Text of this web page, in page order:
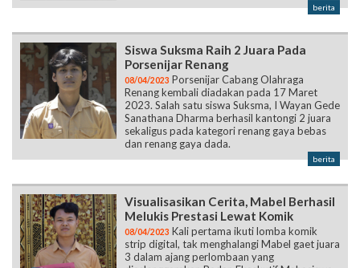
berita
Siswa Suksma Raih 2 Juara Pada
Porsenijar Renang
08/04/2023 Porsenijar Cabang Olahraga
Renang kembali diadakan pada 17 Maret
2023. Salah satu siswa Suksma, I Wayan Gede
Sanathana Dharma berhasil kantongi 2 juara
sekaligus pada kategori renang gaya bebas
dan renang gaya dada.
berita
Visualisasikan Cerita, Mabel Berhasil
Melukis Prestasi Lewat Komik
08/04/2023 Kali pertama ikuti lomba komik
strip digital, tak menghalangi Mabel gaet juara
3 dalam ajang perlombaan yang